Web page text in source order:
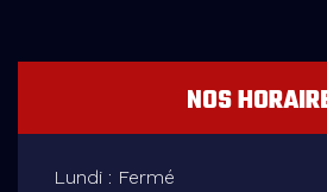
NOS
Lundi : Fermé